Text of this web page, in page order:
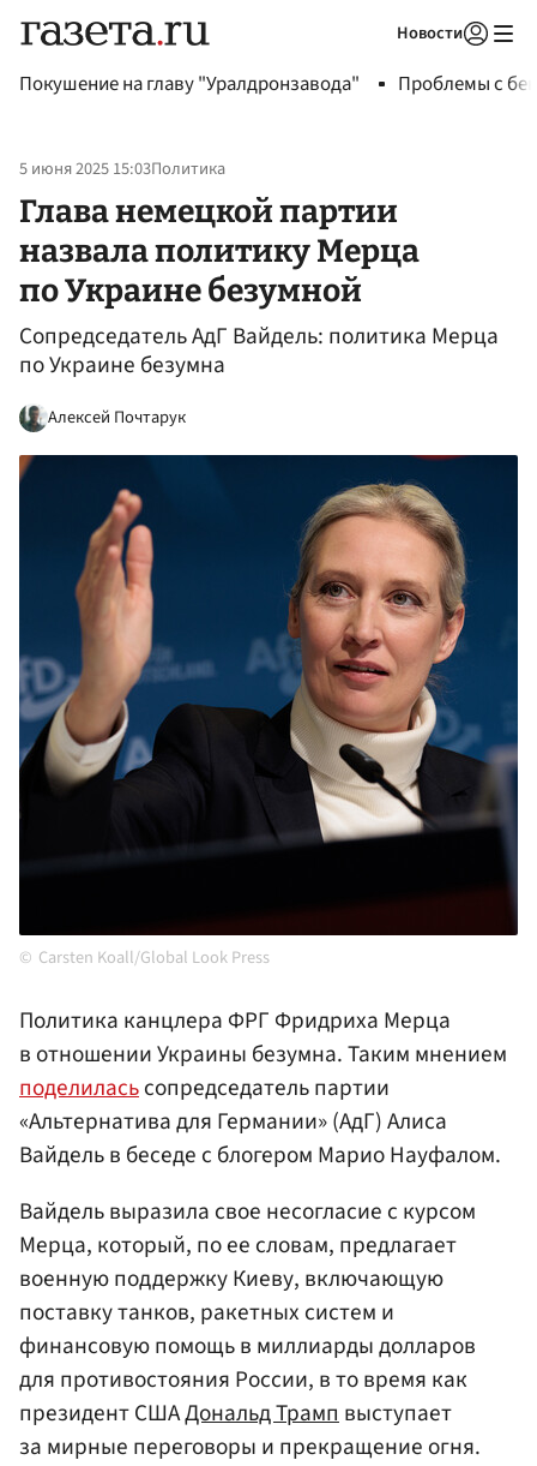
Новости
Покушение на главу "Уралдронзавода" Проблемы с
5 июня 2025 15:03Политика
Глава немецкой партии
назвала политику Мерца
по Украине безумной
Сопредседатель АдГ Вайдель: политика Мерца
по Украине безумна
Алексей Почтарук
Carsten Koall/Global Look Press
Политика канцлера ФРГ Фридриха Мерца
в отношении Украины безумна. Таким мнением
поделиласьсопредседатель партии
«Альтернатива для Германии» (АдГ) Алиса
Вайдель в беседе с блогером Марио Науфалом.
Вайдель выразила свое несогласие с курсом
Мерца, который, по ее словам, предлагает
военную поддержку Киеву, включающую
поставку танков, ракетных систем и
финансовую помощь в миллиарды долларов
для противостояния России, в то время как
президент СШАДональд Трампвыступает
за мирные переговоры и прекращение огня.